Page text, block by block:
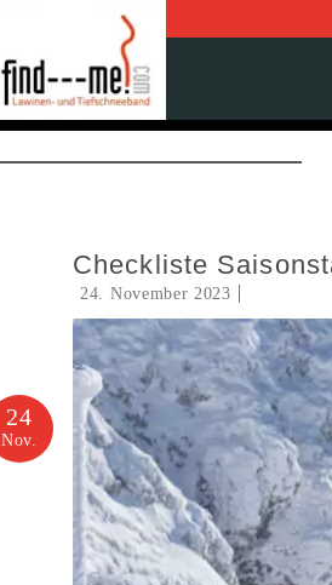
Checkliste
24. November 2023
24
Nov.